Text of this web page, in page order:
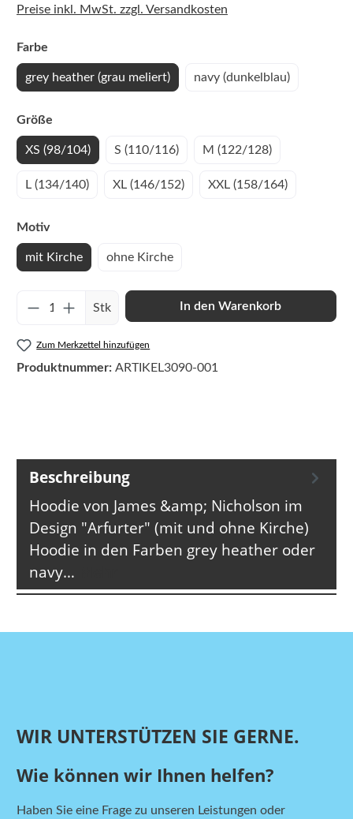
Preise inkl. MwSt. zzgl. Versandkosten
Farbe
grey heather (grau meliert) navy (dunkelblau)
Größe
XS (98/104) S (110/116) M (122/128)
L (134/140) XL (146/152) XXL (158/164)
Motivauswählen
mit Kirche ohne Kirche
Produkt Anzahl: Gib den gewünschten
Stk In den Warenkorb
Zum Merkzettel hinzufügen
Produktnummer: ARTIKEL3090-001
Beschreibung
Hoodie von James &amp; Nicholson im
Design "Arfurter" (mit und ohne Kirche)
Hoodie in den Farben grey heather oder
navy…
WIR UNTERSTÜTZEN SIE GERNE.
Wie können wir Ihnen helfen?
Haben Sie eine Frage zu unseren Leistungen oder